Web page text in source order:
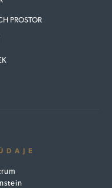
PROSTOR